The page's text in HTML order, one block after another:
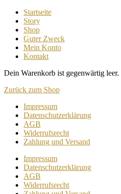
Startseite
Story
Shop
Guter Zweck
Mein Konto
Kontakt
Dein Warenkorb ist gegenwärtig leer.
Zurück zum Shop
Impressum
Datenschutzerklärung
AGB
Widerrufsrecht
Zahlung und Versand
Impressum
Datenschutzerklärung
AGB
Widerrufsrecht